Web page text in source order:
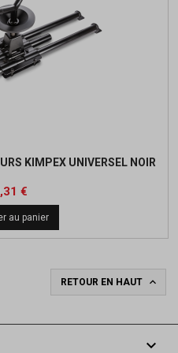
KIMPEX UNIVERSEL NOIR
€Prix
de
base
au panier
RETOUR EN HAUT 
